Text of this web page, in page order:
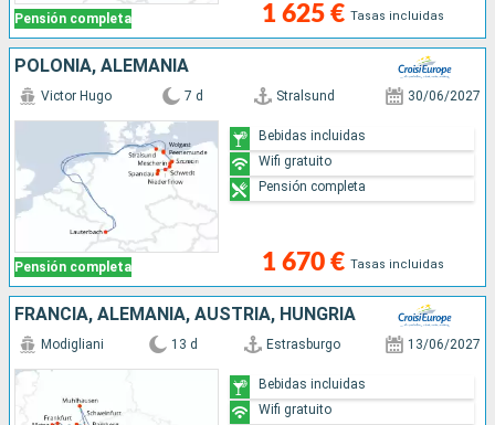
Pensión completa 1 625 € Tasas incluidas
POLONIA, ALEMANIA
Pensión completa
Victor Hugo 7 d Stralsund 30/06/2027
1 670 € Tasas incluidas
Bebidas incluidas
Wifi gratuito
Pensión completa
FRANCIA, ALEMANIA, AUSTRIA, HUNGRÍA
Modigliani 13 d Estrasburgo 13/06/2027
Bebidas incluidas
Wifi gratuito